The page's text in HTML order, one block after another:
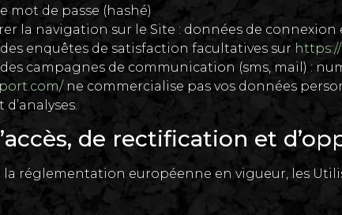
le mot de passe (hashé)
la navigation sur le Site : données de connexion
enquêtes de satisfaction facultatives sur
campagnes de communication (sms, mail) :
ne commercialise pas vos données
de rectification et
réglementation européenne en vigueur, les